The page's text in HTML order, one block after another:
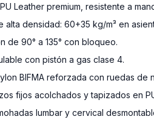
Leather premium, resistente a
alta densidad: 60+35 kg/m³ en
de 90° a 135° con bloqueo.
con pistón a gas clase 4.
BIFMA reforzada con ruedas de
fijos acolchados y tapizados en
lumbar y cervical